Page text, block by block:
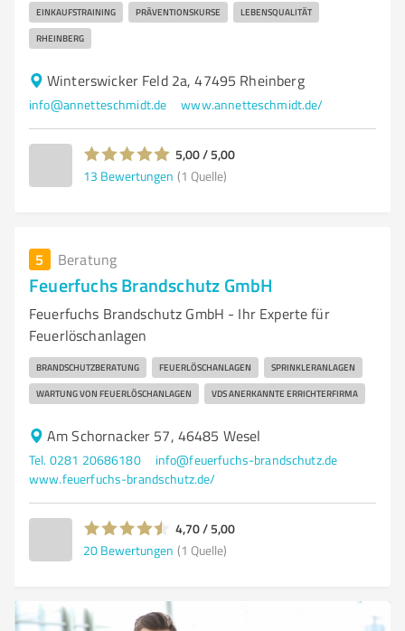
EINKAUFSTRAINING PRÄVENTIONSKURSE LEBENSQUALITÄT
RHEINBERG
Winterswicker Feld 2a, 47495 Rheinberg
info@annetteschmidt.de www.annetteschmidt.de/
5,00 / 5,00
13 Bewertungen (1 Quelle)
5 Beratung
Feuerfuchs Brandschutz GmbH
Feuerfuchs Brandschutz GmbH - Ihr Experte für
Feuerlöschanlagen
BRANDSCHUTZBERATUNG FEUERLÖSCHANLAGEN SPRINKLERANLAGEN
WARTUNG VON FEUERLÖSCHANLAGEN VDS ANERKANNTE ERRICHTERFIRMA
Am Schornacker 57, 46485 Wesel
Tel. 0281 20686180
info@feuerfuchs-brandschutz.de
www.feuerfuchs-brandschutz.de/
4,70 / 5,00
20 Bewertungen (1 Quelle)